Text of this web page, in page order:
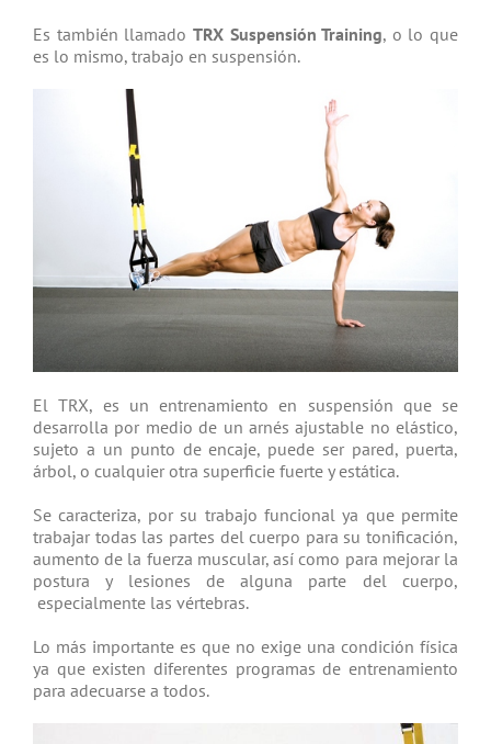
Es también llamado TRX Suspensión Training, o lo que
es lo mismo, trabajo en suspensión.
El TRX, es un entrenamiento en suspensión que se
desarrolla por medio de un arnés ajustable no elástico,
sujeto a un punto de encaje, puede ser pared, puerta,
árbol, o cualquier otra superficie fuerte y estática.
Se caracteriza, por su trabajo funcional ya que permite
trabajar todas las partes del cuerpo para su tonificación,
aumento de la fuerza muscular, así como para mejorar la
postura y lesiones de alguna parte del cuerpo,
especialmente las vértebras.
Lo más importante es que no exige una condición física
ya que existen diferentes programas de entrenamiento
para adecuarse a todos.